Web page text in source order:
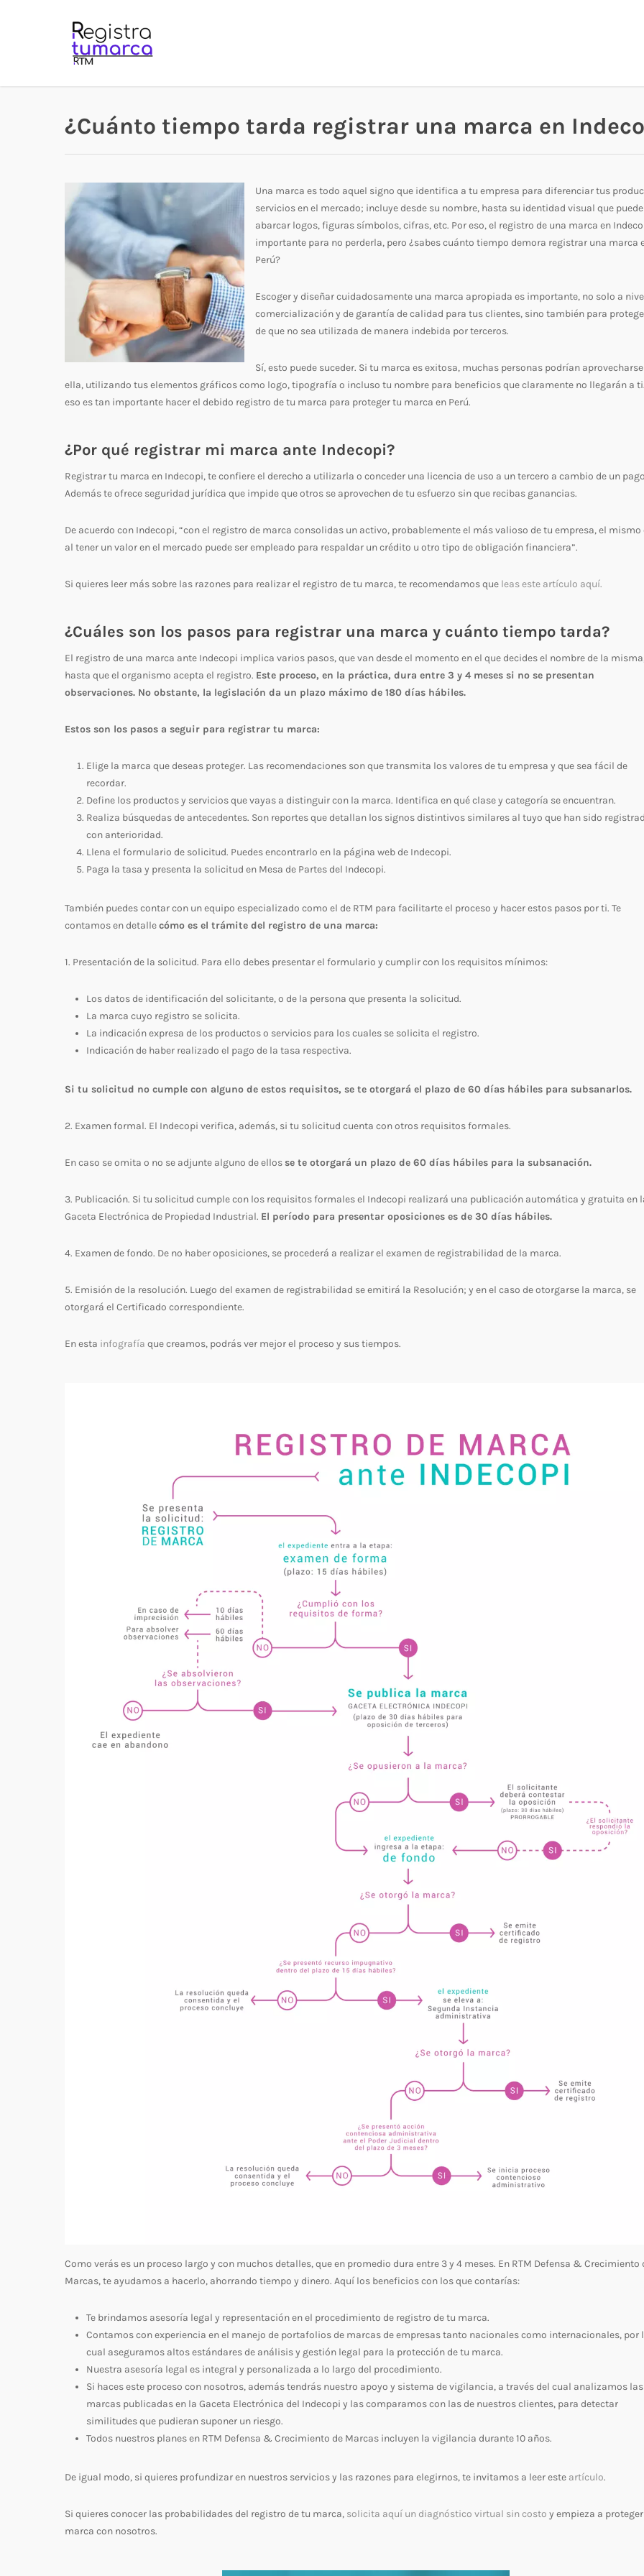
¿Cuánto tiempo tarda registrar una marca en
Una marca es todo aquel signo que identifica a tu empresa para diferenciar tus
servicios en el mercado; incluye desde su nombre, hasta su identidad visual que puede
abarcar logos, figuras símbolos, cifras, etc. Por eso, el registro de una marca en
importante para no perderla, pero ¿sabes cuánto tiempo demora registrar una marca
Perú?
Escoger y diseñar cuidadosamente una marca apropiada es importante, no solo a
comercialización y de garantía de calidad para tus clientes, sino también para
de que no sea utilizada de manera indebida por terceros.
Sí, esto puede suceder. Si tu marca es exitosa, muchas personas podrían
ella, utilizando tus elementos gráficos como logo, tipografía o incluso tu nombre para beneficios que claramente no llegarán a
eso es tan importante hacer el debido registro de tu marca para proteger tu marca en Perú.
¿Por qué registrar mi marca ante Indecopi?
Registrar tu marca en Indecopi, te confiere el derecho a utilizarla o conceder una licencia de uso a un tercero a cambio de un
Además te ofrece seguridad jurídica que impide que otros se aprovechen de tu esfuerzo sin que recibas ganancias.
De acuerdo con Indecopi, “con el registro de marca consolidas un activo, probablemente el más valioso de tu empresa, el mismo
al tener un valor en el mercado puede ser empleado para respaldar un crédito u otro tipo de obligación financiera”.
Si quieres leer más sobre las razones para realizar el registro de tu marca, te recomendamos que leas este artículo aquí.
¿Cuáles son los pasos para registrar una marca y cuánto tiempo tarda?
El registro de una marca ante Indecopi implica varios pasos, que van desde el momento en el que decides el nombre de la
hasta que el organismo acepta el registro. Este proceso, en la práctica, dura entre 3 y 4 meses si no se presentan
observaciones. No obstante, la legislación da un plazo máximo de 180 días hábiles.
Estos son los pasos a seguir para registrar tu marca:
Elige la marca que deseas proteger. Las recomendaciones son que transmita los valores de tu empresa y que sea fácil de
recordar.
Define los productos y servicios que vayas a distinguir con la marca. Identifica en qué clase y categoría se encuentran.
Realiza búsquedas de antecedentes. Son reportes que detallan los signos distintivos similares al tuyo que han sido
con anterioridad.
Llena el formulario de solicitud. Puedes encontrarlo en la página web de Indecopi.
Paga la tasa y presenta la solicitud en Mesa de Partes del Indecopi.
También puedes contar con un equipo especializado como el de RTM para facilitarte el proceso y hacer estos pasos por ti. Te
contamos en detallecómo es el trámite del registro de una marca:
1. Presentación de la solicitud. Para ello debes presentar el formulario y cumplir con los requisitos mínimos:
Los datos de identificación del solicitante, o de la persona que presenta la solicitud.
La marca cuyo registro se solicita.
La indicación expresa de los productos o servicios para los cuales se solicita el registro.
Indicación de haber realizado el pago de la tasa respectiva.
Si tu solicitud no cumple con alguno de estos requisitos, se te otorgará el plazo de 60 días hábiles para subsanarlos.
2. Examen formal. El Indecopi verifica, además, si tu solicitud cuenta con otros requisitos formales.
En caso se omita o no se adjunte alguno de ellosse te otorgará un plazo de 60 días hábiles para la subsanación.
3. Publicación. Si tu solicitud cumple con los requisitos formales el Indecopi realizará una publicación automática y gratuita en
Gaceta Electrónica de Propiedad Industrial. El período para presentar oposiciones es de 30 días hábiles.
4. Examen de fondo. De no haber oposiciones, se procederá a realizar el examen de registrabilidad de la marca.
5. Emisión de la resolución. Luego del examen de registrabilidad se emitirá la Resolución; y en el caso de otorgarse la marca, se
otorgará el Certificado correspondiente.
En esta infografía que creamos, podrás ver mejor el proceso y sus tiempos.
Como verás es un proceso largo y con muchos detalles, que en promedio dura entre 3 y 4 meses. En RTM Defensa & Crecimiento
Marcas, te ayudamos a hacerlo, ahorrando tiempo y dinero. Aquí los beneficios con los que contarías:
Te brindamos asesoría legal y representación en el procedimiento de registro de tu marca.
Contamos con experiencia en el manejo de portafolios de marcas de empresas tanto nacionales como internacionales, por
cual aseguramos altos estándares de análisis y gestión legal para la protección de tu marca.
Nuestra asesoría legal es integral y personalizada a lo largo del procedimiento.
Si haces este proceso con nosotros, además tendrás nuestro apoyo y sistema de vigilancia, a través del cual analizamos las
marcas publicadas en la Gaceta Electrónica del Indecopi y las comparamos con las de nuestros clientes, para detectar
similitudes que pudieran suponer un riesgo.
Todos nuestros planes en RTM Defensa & Crecimiento de Marcas incluyen la vigilancia durante 10 años.
De igual modo, si quieres profundizar en nuestros servicios y las razones para elegirnos, te invitamos a leer este artículo.
Si quieres conocer las probabilidades del registro de tu marca, solicita aquí un diagnóstico virtual sin costo y empieza a
marca con nosotros.